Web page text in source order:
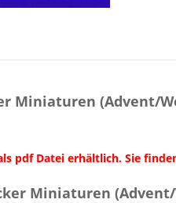
Miniaturen (Advent/
pdf Datei erhältlich. Sie
Miniaturen